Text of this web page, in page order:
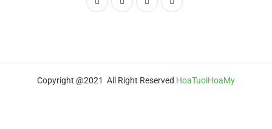
Copyright @2021 All Right Reserved HoaTuoiHoaMy